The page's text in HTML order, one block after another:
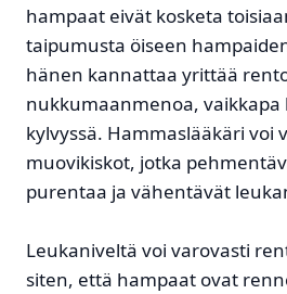
hampaat eivät kosketa
taipumusta öiseen
hänen kannattaa yrittää
nukkumaanmenoa, vaikkapa
kylvyssä. Hammaslääkäri voi
muovikiskot, jotka
purentaa ja vähentävät
Leukaniveltä voi varovasti
siten, että hampaat ovat